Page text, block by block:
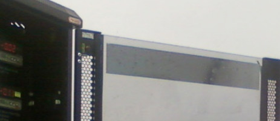
Upto 1800 Bar STE ENGINEERING SINGAPORE
Upto 1800 Bar ADANI DEFENCE
UGSSO2
System-UGSSN2
Bench